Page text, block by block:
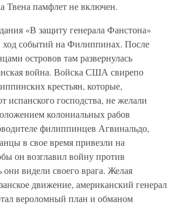
Твена памфлет не включен.
«В защиту генерала Фанстона»
событий на Филиппинах. После
островов там развернулась
война. Войска США свирепо
крестьян, которые,
испанского господства, не желали
колониальных рабов
филиппинцев Агвинальдо,
в свое время привезли на
он возглавил войну против
они видели своего врага. Желая
движение, американский генерал
вероломный план и обманом